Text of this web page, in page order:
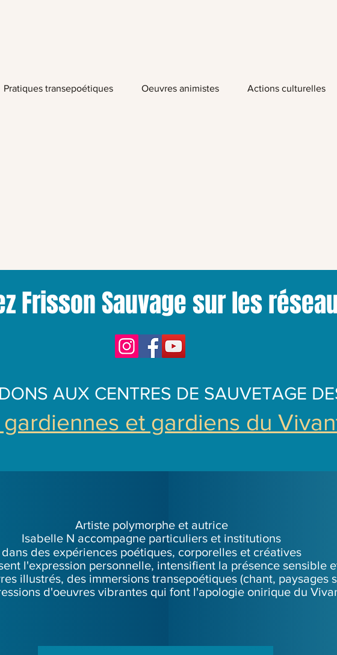
Pratiques transepoétiques Oeuvres animistes Actions culturelles
Frisson Sauvage sur les
AUX CENTRES DE SAUVETAGE
gardiennes et gardiens du
Artiste polymorphe et autrice
Isabelle N accompagne particuliers et institutions
dans des expériences poétiques, corporelles et créatives
l'expression personnelle, intensifient la présence sensible
illustrés, des immersions transepoétiques (chant, paysages
d'oeuvres vibrantes qui font l'apologie onirique du